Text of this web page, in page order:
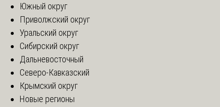
Южный округ
Приволжский округ
Уральский округ
Сибирский округ
Дальневосточный
Северо-Кавказский
Крымский округ
Новые регионы